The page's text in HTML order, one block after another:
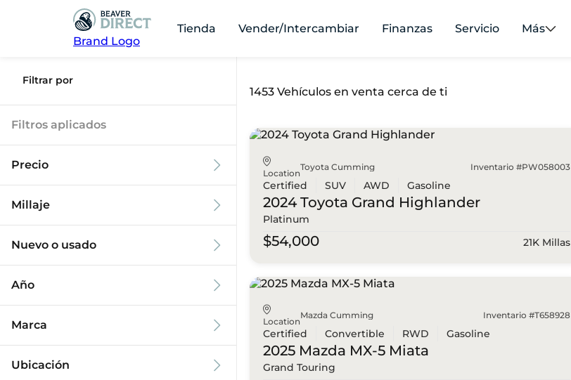
Brand Logo
Tienda Vender/Intercambiar Finanzas Servicio Más
Filtrar por
Filtros aplicados
Precio
Millaje
Nuevo o usado
Año
Marca
Ubicación
1453 Vehículos en venta cerca de ti
Location
Toyota Cumming Inventario #PW058003
Certified SUV AWD Gasoline
2024 Toyota Grand Highlander
Platinum
$54,000 21K Millas
Location
Mazda Cumming Inventario #T658928
Certified Convertible RWD Gasoline
2025 Mazda MX-5 Miata
Grand Touring